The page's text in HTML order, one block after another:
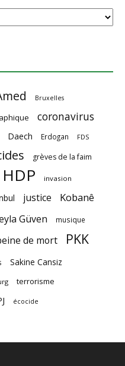
Bruxelles
coronavirus
Daech Erdogan FDS
grèves de la faim
HDP invasion
justice Kobanê
Güven musique
de mort PKK
Sakine Cansiz
terrorisme
écocide